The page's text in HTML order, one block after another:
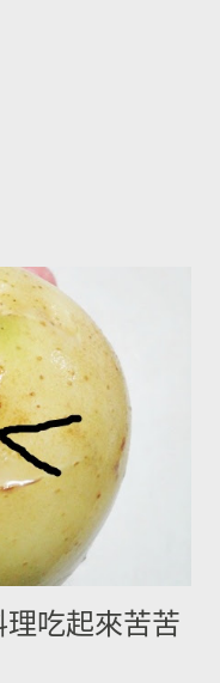
吃起來苦苦